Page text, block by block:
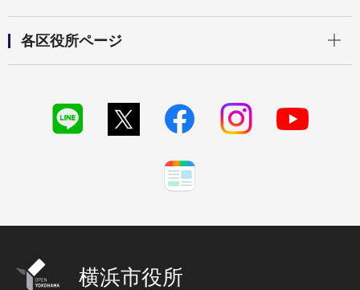
各区役所ページ
横浜市役所